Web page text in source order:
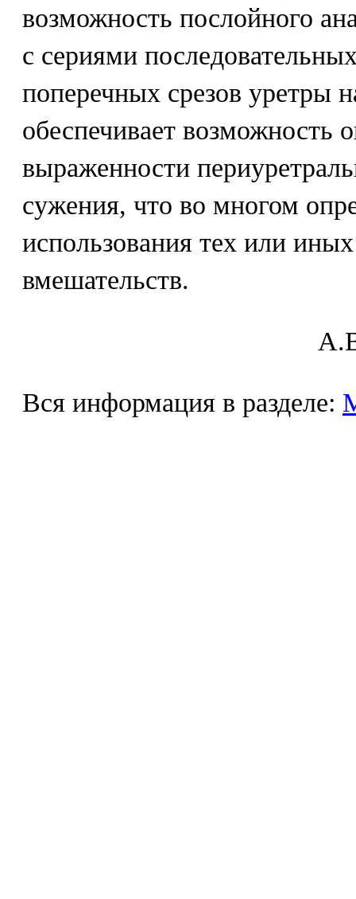
возможность послойного
с сериями
поперечных срезов уретры
обеспечивает возможность
выраженности
сужения, что во многом
использования тех или
вмешательств.
Вся информация в разделе: